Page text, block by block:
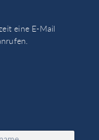
eine E-Mail